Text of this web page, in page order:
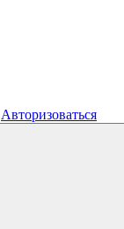
Авторизоваться